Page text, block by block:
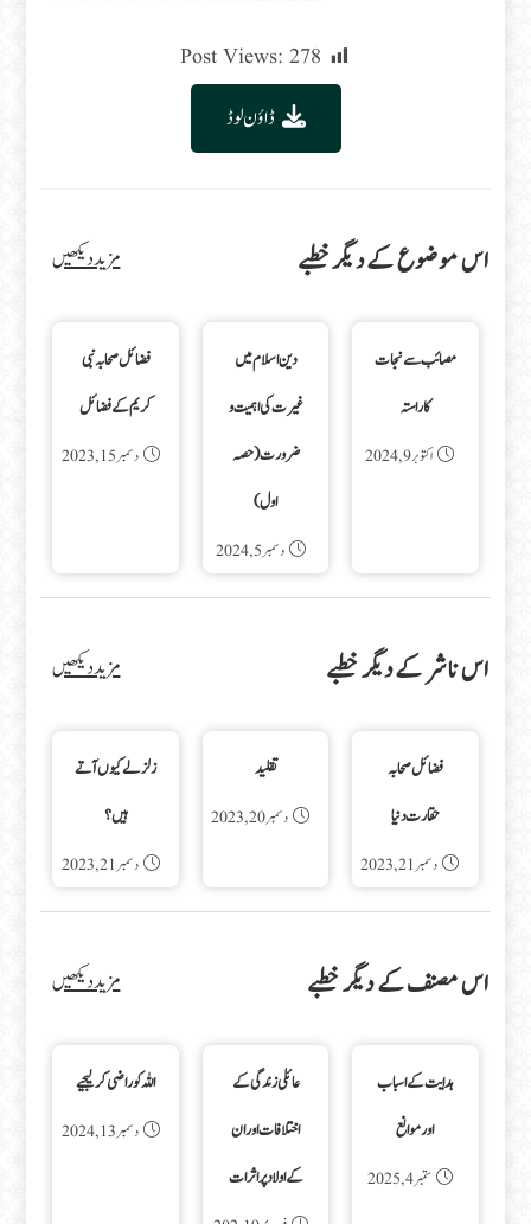
Post Views: 278
ڈاؤن لوڈ
اس موضوع کے دیگر خطبے مزید دیکھیں
مصائب سے نجات
کا راستہ
اکتوبر 9, 2024
دین اسلام میں
غیرت کی اہمیت و
ضرورت (حصہ
اول)
دسمبر 5, 2024
فضائل صحابہ نبی
کریم کے فضائل
دسمبر 15, 2023
اس ناشر کے دیگر خطبے مزید دیکھیں
فضائل صحابہ
حقارت دنیا
دسمبر 21, 2023
تقليد
دسمبر 20, 2023
زلزلے کیوں آتے
ہیں؟
دسمبر 21, 2023
اس مصنف کے دیگر خطبے مزید دیکھیں
ہدایت کے اسباب
اور موانع
ستمبر 4, 2025
عائلی زندگی کے
اختلافات اور ان
کے اولاد پر اثرات
اللہ کو راضی کر لیجیے
دسمبر 13, 2024